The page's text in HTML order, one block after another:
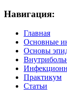
Навигация:
Главная
Основные
Основы
Практикум
Статьи